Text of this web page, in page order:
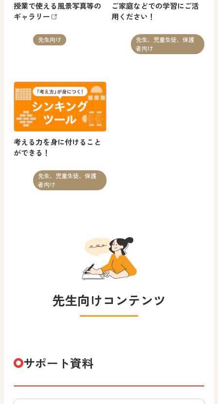
授業で使える風景写真等の
ギャラリー
先生向け
ご家庭などでの学習にご活
用ください！
先生、児童生徒、保護
者向け
考える力を身に付けること
ができる！
先生、児童生徒、保護
者向け
先生向けコンテンツ
サポート資料